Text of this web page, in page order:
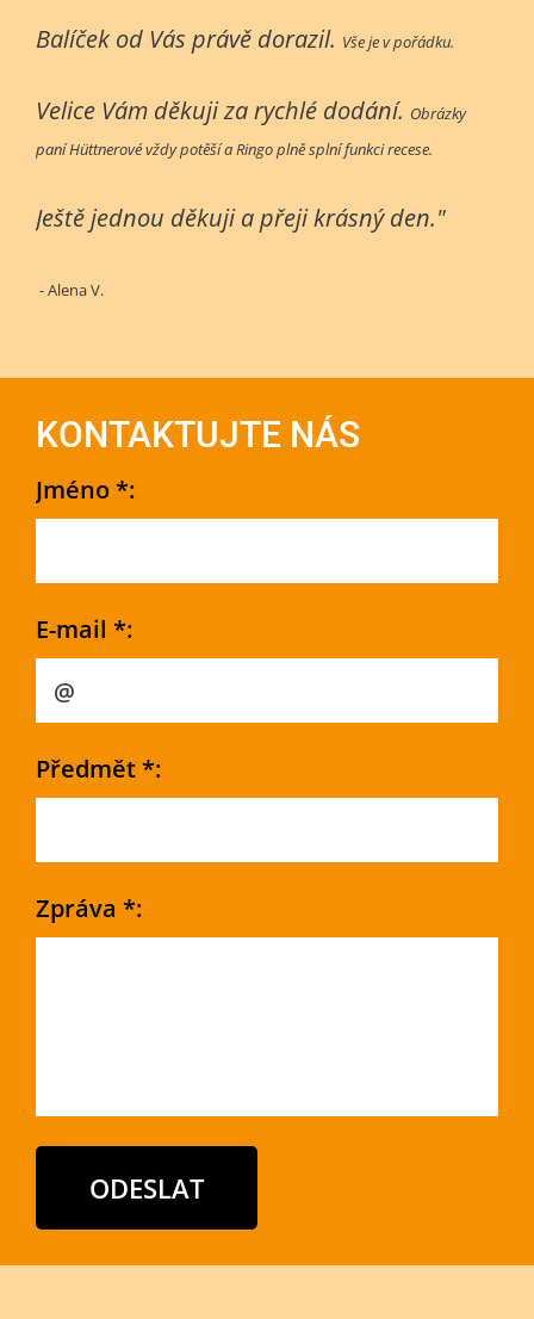
Balíček od Vás právě dorazil. Vše je v pořádku.
Velice Vám děkuji za rychlé dodání. Obrázky
paní Hüttnerové vždy potěší a Ringo plně splní funkci recese.
Ještě jednou děkuji a přeji krásný den."
- Alena V.
KONTAKTUJTE NÁS
Jméno *:
E-mail *:
Předmět *:
Zpráva *: